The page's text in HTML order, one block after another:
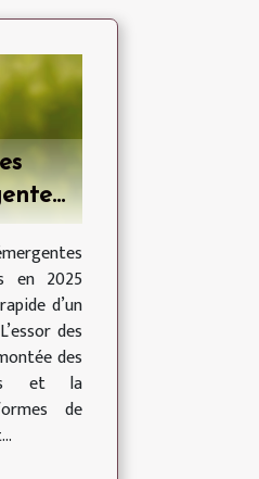
en 2025
d’un
des
des
et la
de